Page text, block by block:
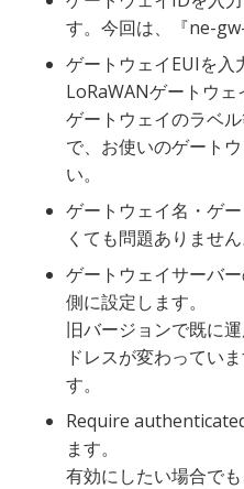
す。今回は、『ne-
ゲートウェイEUIを入
LoRaWANゲートウェ
ゲートウェイのラベ
で、お使いのゲート
い。
ゲートウェイ名・ゲ
くても問題ありません
ゲートウェイサーバ
側に設定します。
旧バージョンで既に
ドレスが変わってい
す。
Require
ます。
有効にしたい場合で